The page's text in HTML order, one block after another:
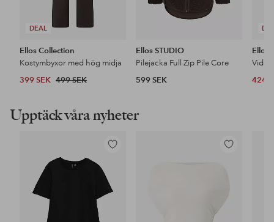
DEAL
Ellos Collection
Kostymbyxor med hög midja
399 SEK 499 SEK
Ellos STUDIO
Pilejacka Full Zip Pile Core
599 SEK
Ellos
424
Upptäck våra nyheter
Lägg
i
favoriter
Lägg